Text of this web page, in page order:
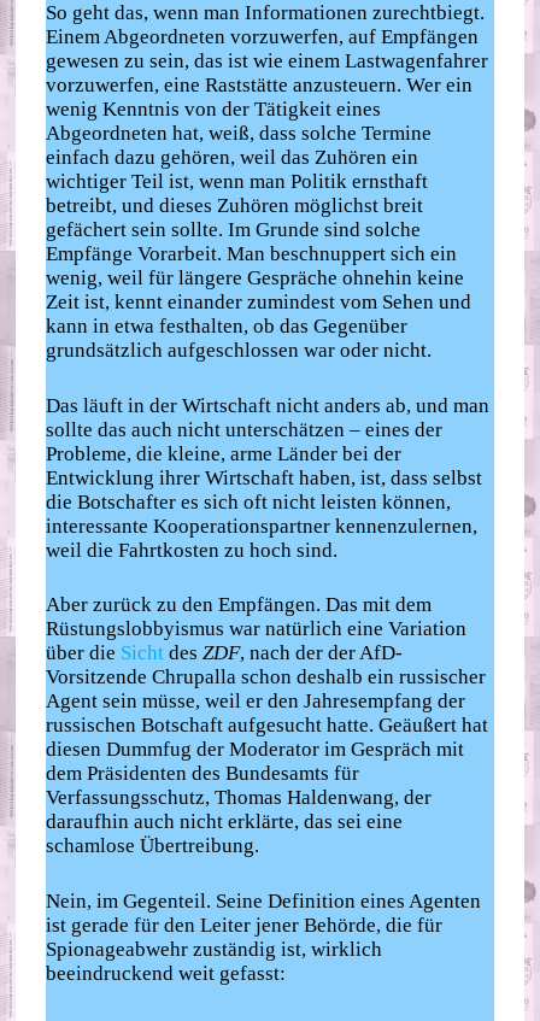
So geht das, wenn man Informationen zurechtbiegt.
Einem Abgeordneten vorzuwerfen, auf Empfängen
gewesen zu sein, das ist wie einem Lastwagenfahrer
vorzuwerfen, eine Raststätte anzusteuern. Wer ein
wenig Kenntnis von der Tätigkeit eines
Abgeordneten hat, weiß, dass solche Termine
einfach dazu gehören, weil das Zuhören ein
wichtiger Teil ist, wenn man Politik ernsthaft
betreibt, und dieses Zuhören möglichst breit
gefächert sein sollte. Im Grunde sind solche
Empfänge Vorarbeit. Man beschnuppert sich ein
wenig, weil für längere Gespräche ohnehin keine
Zeit ist, kennt einander zumindest vom Sehen und
kann in etwa festhalten, ob das Gegenüber
grundsätzlich aufgeschlossen war oder nicht.
Das läuft in der Wirtschaft nicht anders ab, und man
sollte das auch nicht unterschätzen – eines der
Probleme, die kleine, arme Länder bei der
Entwicklung ihrer Wirtschaft haben, ist, dass selbst
die Botschafter es sich oft nicht leisten können,
interessante Kooperationspartner kennenzulernen,
weil die Fahrtkosten zu hoch sind.
Aber zurück zu den Empfängen. Das mit dem
Rüstungslobbyismus war natürlich eine Variation
über die Sicht desZDF, nach der der AfD-
Vorsitzende Chrupalla schon deshalb ein russischer
Agent sein müsse, weil er den Jahresempfang der
russischen Botschaft aufgesucht hatte. Geäußert hat
diesen Dummfug der Moderator im Gespräch mit
dem Präsidenten des Bundesamts für
Verfassungsschutz, Thomas Haldenwang, der
daraufhin auch nicht erklärte, das sei eine
schamlose Übertreibung.
Nein, im Gegenteil. Seine Definition eines Agenten
ist gerade für den Leiter jener Behörde, die für
Spionageabwehr zuständig ist, wirklich
beeindruckend weit gefasst: